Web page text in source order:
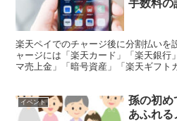
手数料の
楽天ペイでのチャージ後に分割払いを
ャージには「楽天カード」「楽天銀行
マ売上金」「暗号資産」「楽天ギフト
イベント
孫の初め
あふれる